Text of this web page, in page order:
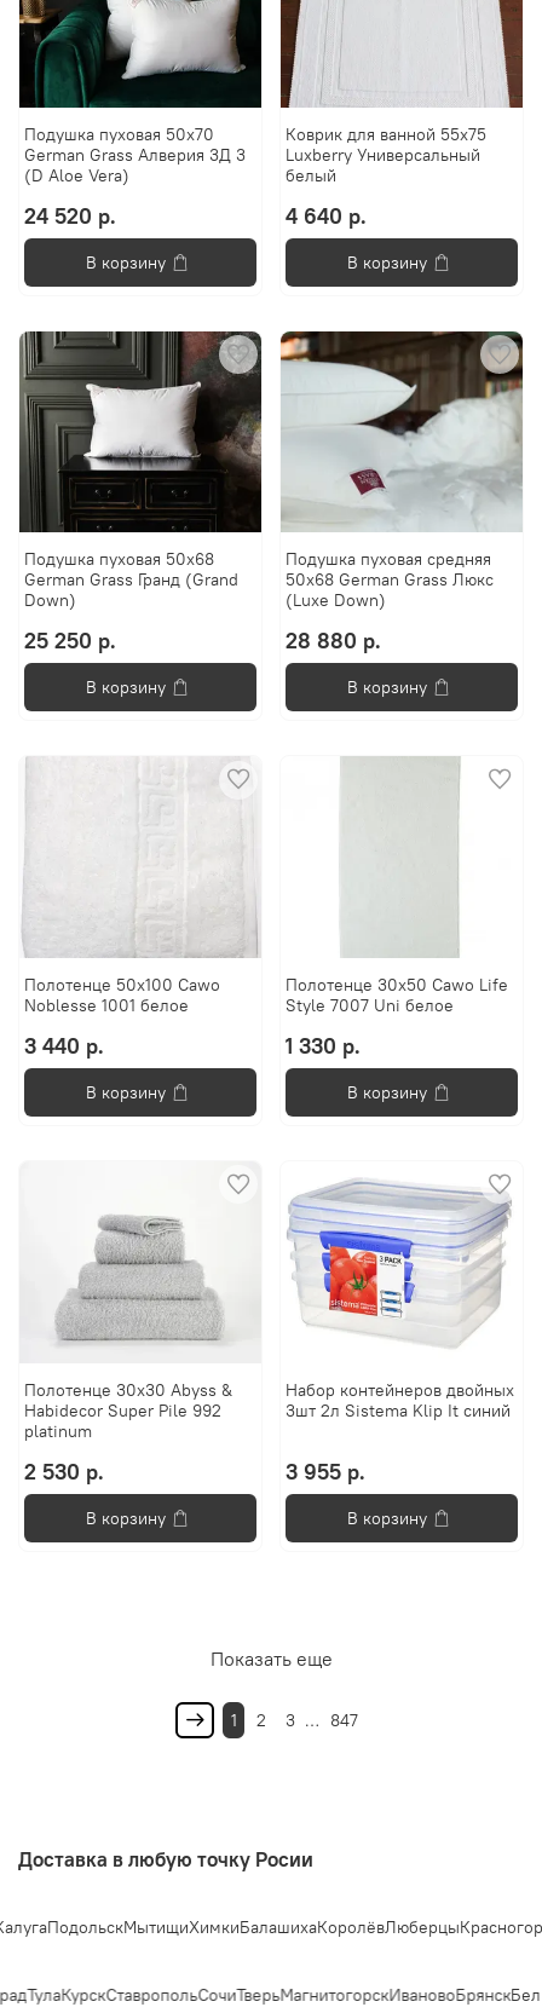
Подушка пуховая 50х70
German Grass Алверия 3Д 3
(D Aloe Vera)
24 520 р.
В корзину
Коврик для ванной 55х75
Luxberry Универсальный
белый
4 640 р.
В корзину
Подушка пуховая 50х68
German Grass Гранд (Grand
Down)
25 250 р.
В корзину
Подушка пуховая средняя
50х68 German Grass Люкс
(Luxe Down)
28 880 р.
В корзину
Полотенце 50x100 Cawo
Noblesse 1001 белое
3 440 р.
В корзину
Полотенце 30x50 Cawo Life
Style 7007 Uni белое
1 330 р.
В корзину
Полотенце 30x30 Abyss &
Habidecor Super Pile 992
platinum
2 530 р.
В корзину
Набор контейнеров двойных
3шт 2л Sistema Klip It синий
3 955 р.
В корзину
Показать еще
1 2 3 … 847
Доставка в любую точку Росии
ПодольскМытищиХимкиБалашихаКоролёвЛюберцыКрасногорск
ТулаКурскСтавропольСочиТверьМагнитогорскИвановоБрянск